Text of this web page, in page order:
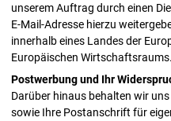
unserem Auftrag durch einen
E-Mail-Adresse hierzu
innerhalb eines Landes der
Europäischen Wirtschaftsraums.
Postwerbung und Ihr
Darüber hinaus behalten wir
sowie Ihre Postanschrift für